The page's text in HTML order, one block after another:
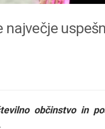
največje
občinstvo in